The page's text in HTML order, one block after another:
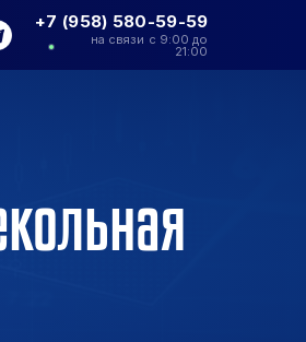
+7 (958) 580-59-59
на связи с 9:00 до
21:00